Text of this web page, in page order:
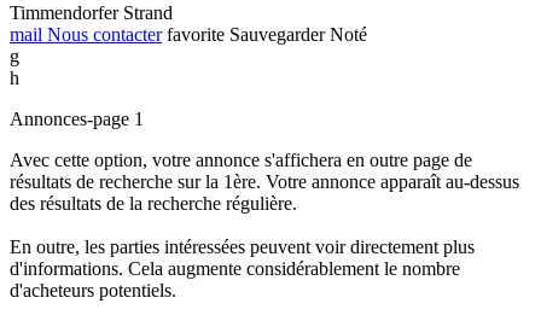
Timmendorfer Strand
mail Nous contacter favorite Sauvegarder Noté
g
h
Annonces-page 1
Avec cette option, votre annonce s'affichera en outre page de
résultats de recherche sur la 1ère. Votre annonce apparaît au-dessus
des résultats de la recherche régulière.
En outre, les parties intéressées peuvent voir directement plus
d'informations. Cela augmente considérablement le nombre
d'acheteurs potentiels.